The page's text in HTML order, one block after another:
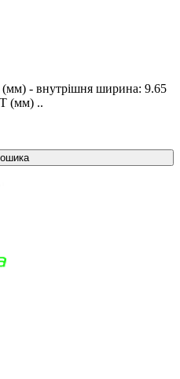
- внутрішня ширина: 9.65
(мм) ..